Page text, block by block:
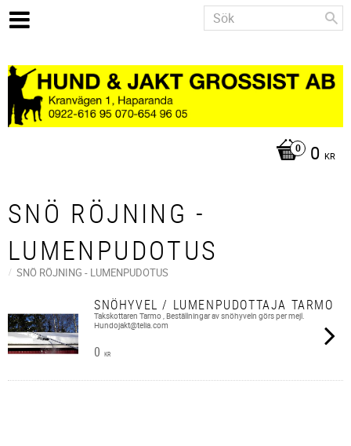
0 KR
SNÖ RÖJNING -
LUMENPUDOTUS
SNÖ RÖJNING - LUMENPUDOTUS
SNÖHYVEL / LUMENPUDOTTAJA TARMO
Takskottaren Tarmo , Beställningar av snöhyveln görs per mejl.
Hundojakt@telia.com
0 KR